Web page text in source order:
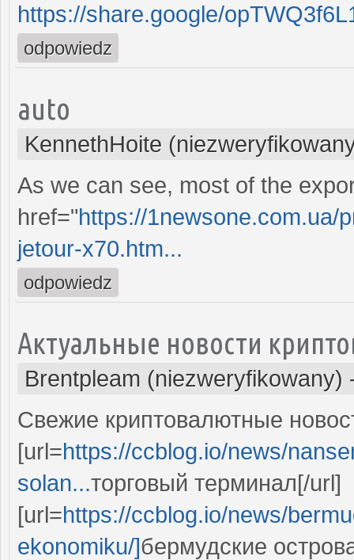
https://share.google/
odpowiedz
auto
KennethHoite
As we can see, most of the
href="https://1newsone.com.ua/
jetour-x70.htm...
odpowiedz
Актуальные новости
Brentpleam (niezweryfikowany)
Свежие криптовалютные
[url=https://ccblog.io/news/
solan...торговый терминал[/url]
[url=https://ccblog.io/news/
ekonomiku/]бермудские